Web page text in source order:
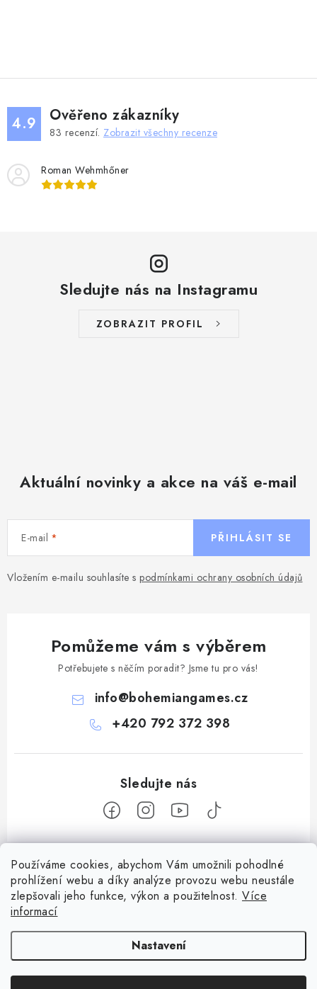
Používáme cookies, abychom Vám umožnili pohodlné
prohlížení webu a díky analýze provozu webu neustále
zlepšovali jeho funkce, výkon a použitelnost. Více
informací
Nastavení
4.9 Ověřeno zákazníky
83 recenzí. Zobrazit všechny recenze
Roman Wehmhőner
Sledujte nás na Instagramu
ZOBRAZIT PROFIL
Aktuální novinky a akce na váš e-mail
E-mail
Vložením e-mailu souhlasíte s podmínkami ochrany osobních údajů
PŘIHLÁSIT SE
Pomůžeme vám s výběrem
Potřebujete s něčím poradit? Jsme tu pro vás!
info@bohemiangames.cz
+420 792 372 398
Z
Informace pro vás
Obchodní podmínky
Doprava a platba
Podmínky ochrany osobních údajů
Facebook